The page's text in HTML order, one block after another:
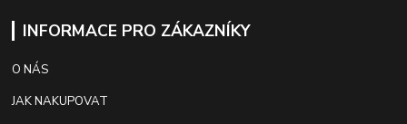
INFORMACE PRO ZÁKAZNÍKY
O NÁS
JAK NAKUPOVAT